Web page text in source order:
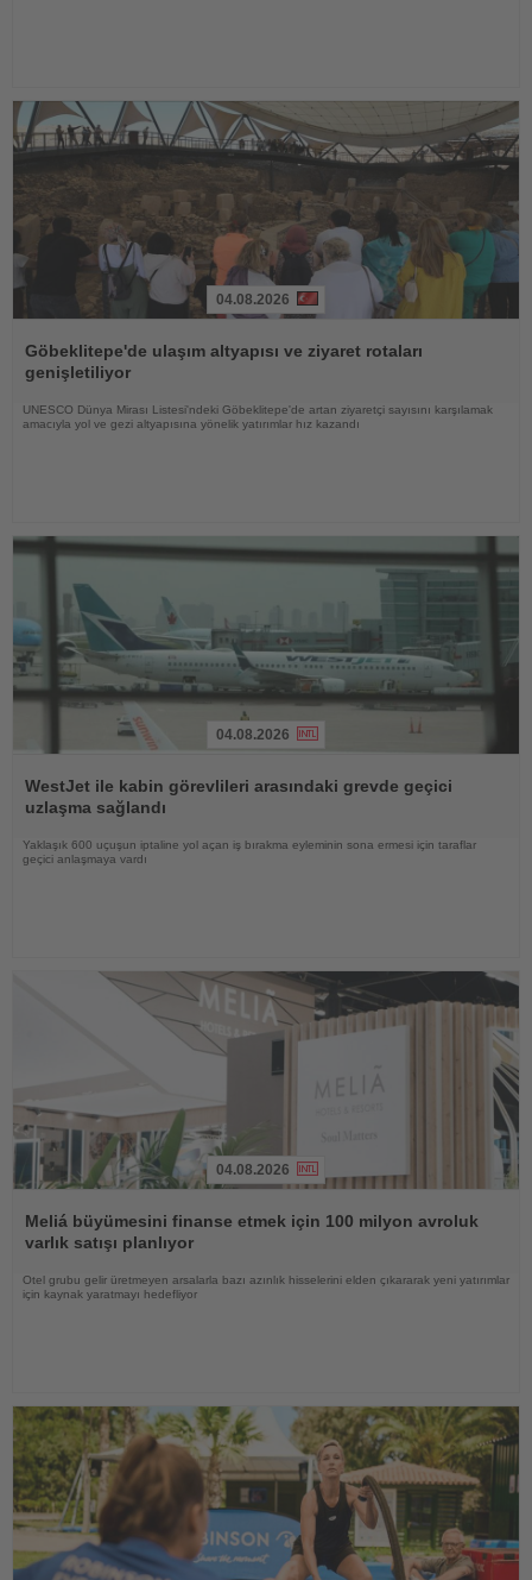
Oku
04.08.2026
Göbeklitepe'de ulaşım altyapısı ve ziyaret rotaları
genişletiliyor
UNESCO Dünya Mirası Listesi'ndeki Göbeklitepe'de artan ziyaretçi sayısını karşılamak
amacıyla yol ve gezi altyapısına yönelik yatırımlar hız kazandı
Oku
04.08.2026
WestJet ile kabin görevlileri arasındaki grevde geçici
uzlaşma sağlandı
Yaklaşık 600 uçuşun iptaline yol açan iş bırakma eyleminin sona ermesi için taraflar
geçici anlaşmaya vardı
Oku
04.08.2026
Meliá büyümesini finanse etmek için 100 milyon avroluk
varlık satışı planlıyor
Otel grubu gelir üretmeyen arsalarla bazı azınlık hisselerini elden çıkararak yeni yatırımlar
için kaynak yaratmayı hedefliyor